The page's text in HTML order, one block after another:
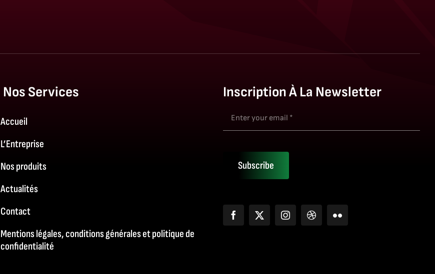
Nos Services
Accueil
L’Entreprise
Nos produits
Actualités
Contact
Mentions légales, conditions générales et politique de
confidentialité
Inscription À La Newsletter
Subscribe